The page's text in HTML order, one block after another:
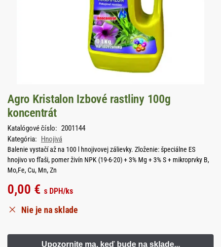
Agro Kristalon Izbové rastliny 100g
koncentrát
Katalógové číslo: 2001144
Kategória: Hnojivá
Balenie vystačí až na 100 l hnojivovej zálievky. Zloženie: špeciálne ES
hnojivo vo fľaši, pomer živín NPK (19-6-20) + 3% Mg + 3% S + mikroprvky B,
Mo,Fe, Cu, Mn, Zn
0,00 € s DPH/ks
Nie je na sklade